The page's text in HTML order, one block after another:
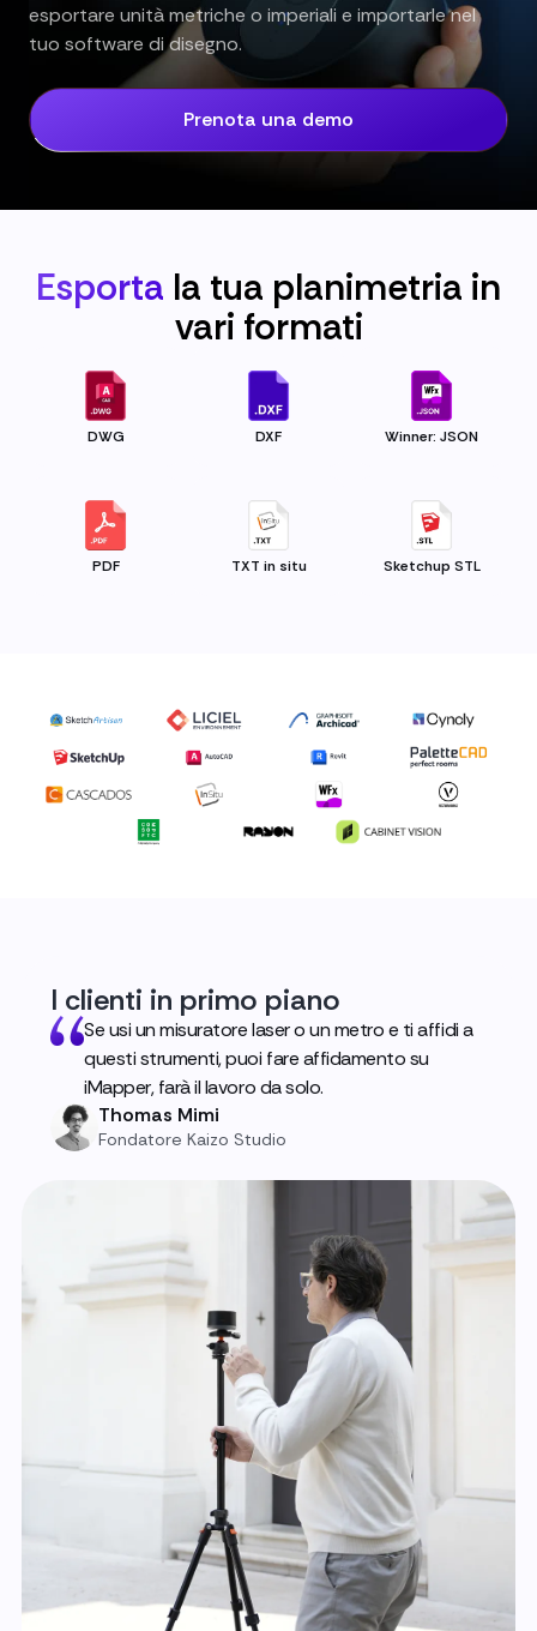
esportare unità metriche o imperiali e importarle nel
tuo software di disegno.
Prenota una demo
Esporta la tua planimetria in
vari formati
DWG DXF Winner: JSON
PDF TXT in situ Sketchup STL
I clienti in primo piano
Se usi un misuratore laser o un metro e ti affidi a
questi strumenti, puoi fare affidamento su
iMapper, farà il lavoro da solo.
Thomas Mimi
Fondatore Kaizo Studio